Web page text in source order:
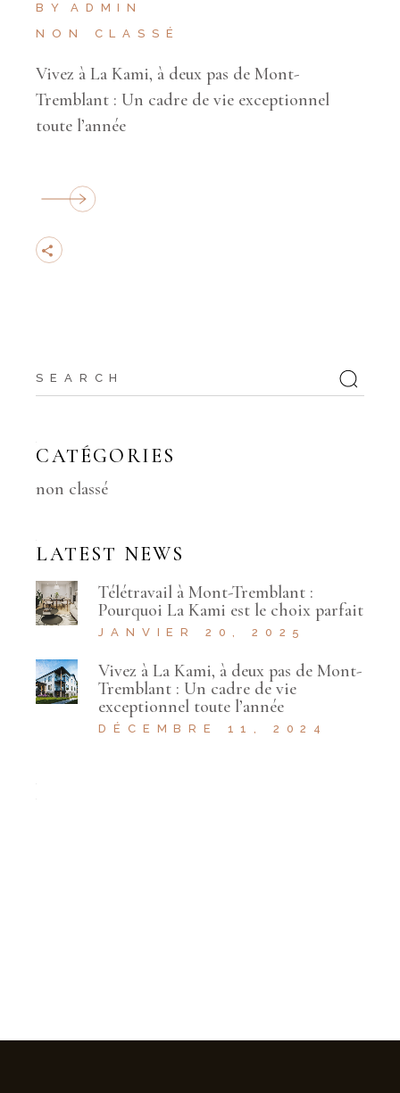
BY
ADMIN
NON CLASSÉ
Vivez à La Kami, à deux pas de Mont-
Tremblant : Un cadre de vie exceptionnel
toute l’année
Search
for:
CATÉGORIES
non classé
LATEST NEWS
Télétravail à Mont-Tremblant :
Pourquoi La Kami est le choix parfait
JANVIER 20, 2025
Vivez à La Kami, à deux pas de Mont-
Tremblant : Un cadre de vie
exceptionnel toute l’année
DÉCEMBRE 11, 2024